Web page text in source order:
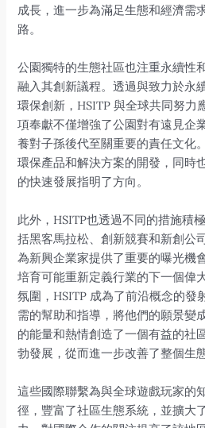
成長，進一步為滿足生態和經濟需
路。
公園獨特的生態社區也注重永續性
融入其創新議程。透過與致力於永
環保創新，HSITP 與全球共同努力
項奉獻不僅增強了公園對有遠見企
養對子孫後代至關重要的責任文化
環保產品和解決方案的開發，同時
的快速發展指明了方向。
此外，HSITP也透過不同的措施積
括黑客馬拉松、創新競賽和新創公
為新興企業家提供了重要的曝光機
培育可能重新定義行業的下一個偉
氛圍，HSITP 成為了前沿概念的發
需的幫助和指導，將他們的願景變
的能量和熱情創造了一個有益的社
勃發展，從而進一步改善了整個生
這些國際聯繫為與全球遊戲玩家的
徑，豐富了社區生態系統，並擴大